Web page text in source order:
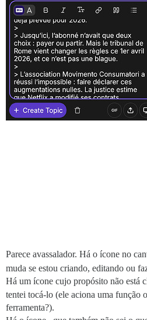
Parece avassalador. Há o ícone no
muda se estou criando, editando ou
Há um ícone cujo propósito não está
tentei tocá-lo (ele aciona uma função
ferramenta?).